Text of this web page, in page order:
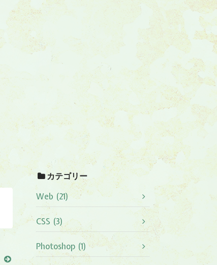
カテゴリー
Web (21)
CSS (3)
Photoshop (1)